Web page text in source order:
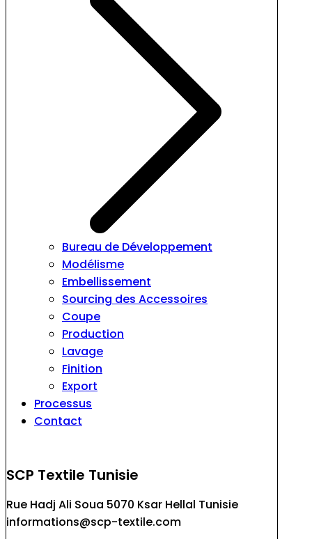
Bureau de Développement
Modélisme
Embellissement
Sourcing des Accessoires
Coupe
Production
Lavage
Finition
Export
Processus
Contact
SCP Textile Tunisie
Rue Hadj Ali Soua 5070 Ksar Hellal Tunisie
informations@scp-textile.com